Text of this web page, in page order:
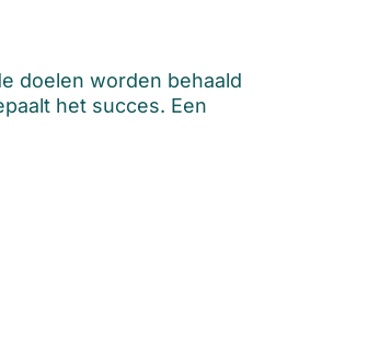
doelen worden behaald
het succes. Een